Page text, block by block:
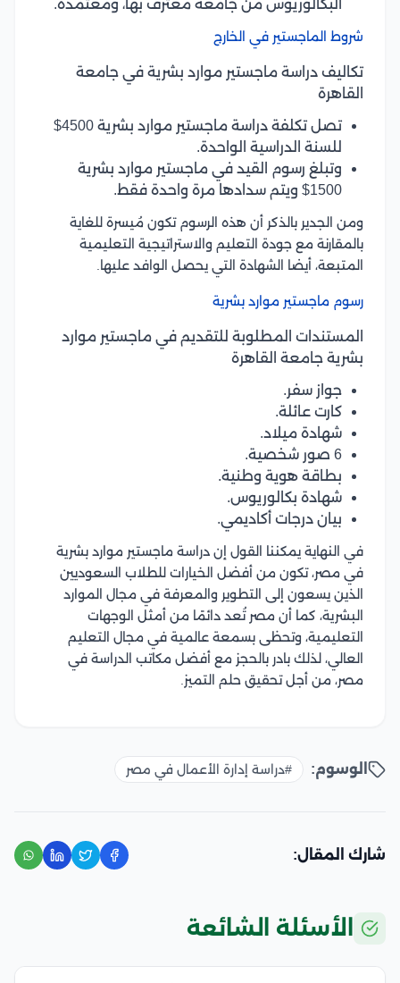
البكالوريوس من جامعة معترف بها، ومعتمدة.
شروط الماجستير في الخارج
تكاليف دراسة ماجستير موارد بشرية في جامعة
القاهرة
تصل تكلفة دراسة ماجستير موارد بشرية 4500$
للسنة الدراسية الواحدة.
وتبلغ رسوم القيد في ماجستير موارد بشرية
1500$ ويتم سدادها مرة واحدة فقط.
ومن الجدير بالذكر أن هذه الرسوم تكون مُيسرة للغاية
بالمقارنة مع جودة التعليم والاستراتيجية التعليمية
المتبعة، أيضا الشهادة التي يحصل الوافد عليها.
رسوم ماجستير موارد بشرية
المستندات المطلوبة للتقديم في ماجستير موارد
بشرية جامعة القاهرة
جواز سفر.
كارت عائلة.
شهادة ميلاد.
6 صور شخصية.
بطاقة هوية وطنية.
شهادة بكالوريوس.
بيان درجات أكاديمي.
في النهاية يمكننا القول إن دراسة ماجستير موارد بشرية
في مصر، تكون من أفضل الخيارات للطلاب السعوديين
الذين يسعون إلى التطوير والمعرفة في مجال الموارد
البشرية، كما أن مصر تُعد دائمًا من أمثل الوجهات
التعليمية، وتحظى بسمعة عالمية في مجال التعليم
العالي، لذلك بادر بالحجز مع أفضل مكاتب الدراسة في
مصر، من أجل تحقيق حلم التميز.
الوسوم: #دراسة إدارة الأعمال في مصر
شارك المقال:
الأسئلة الشائعة